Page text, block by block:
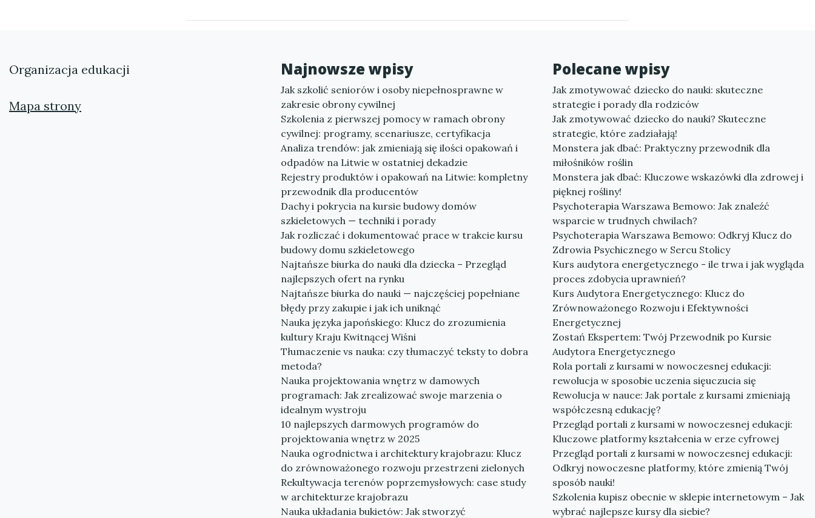
Organizacja edukacji
Mapa strony
Najnowsze wpisy
Jak szkolić seniorów i osoby niepełnosprawne w
zakresie obrony cywilnej
Szkolenia z pierwszej pomocy w ramach obrony
cywilnej: programy, scenariusze, certyfikacja
Analiza trendów: jak zmieniają się ilości opakowań i
odpadów na Litwie w ostatniej dekadzie
Rejestry produktów i opakowań na Litwie: kompletny
przewodnik dla producentów
Dachy i pokrycia na kursie budowy domów
szkieletowych — techniki i porady
Jak rozliczać i dokumentować prace w trakcie kursu
budowy domu szkieletowego
Najtańsze biurka do nauki dla dziecka – Przegląd
najlepszych ofert na rynku
Najtańsze biurka do nauki — najczęściej popełniane
błędy przy zakupie i jak ich uniknąć
Nauka języka japońskiego: Klucz do zrozumienia
kultury Kraju Kwitnącej Wiśni
Tłumaczenie vs nauka: czy tłumaczyć teksty to dobra
metoda?
Nauka projektowania wnętrz w damowych
programach: Jak zrealizować swoje marzenia o
idealnym wystroju
10 najlepszych darmowych programów do
projektowania wnętrz w 2025
Nauka ogrodnictwa i architektury krajobrazu: Klucz
do zrównoważonego rozwoju przestrzeni zielonych
Rekultywacja terenów poprzemysłowych: case study
w architekturze krajobrazu
Nauka układania bukietów: Jak stworzyć
Polecane wpisy
Jak zmotywować dziecko do nauki: skuteczne
strategie i porady dla rodziców
Jak zmotywować dziecko do nauki? Skuteczne
strategie, które zadziałają!
Monstera jak dbać: Praktyczny przewodnik dla
miłośników roślin
Monstera jak dbać: Kluczowe wskazówki dla zdrowej i
pięknej rośliny!
Psychoterapia Warszawa Bemowo: Jak znaleźć
wsparcie w trudnych chwilach?
Psychoterapia Warszawa Bemowo: Odkryj Klucz do
Zdrowia Psychicznego w Sercu Stolicy
Kurs audytora energetycznego - ile trwa i jak wygląda
proces zdobycia uprawnień?
Kurs Audytora Energetycznego: Klucz do
Zrównoważonego Rozwoju i Efektywności
Energetycznej
Zostań Ekspertem: Twój Przewodnik po Kursie
Audytora Energetycznego
Rola portali z kursami w nowoczesnej edukacji:
rewolucja w sposobie uczenia sięuczucia się
Rewolucja w nauce: Jak portale z kursami zmieniają
współczesną edukację?
Przegląd portali z kursami w nowoczesnej edukacji:
Kluczowe platformy kształcenia w erze cyfrowej
Przegląd portali z kursami w nowoczesnej edukacji:
Odkryj nowoczesne platformy, które zmienią Twój
sposób nauki!
Szkolenia kupisz obecnie w sklepie internetowym – Jak
wybrać najlepsze kursy dla siebie?